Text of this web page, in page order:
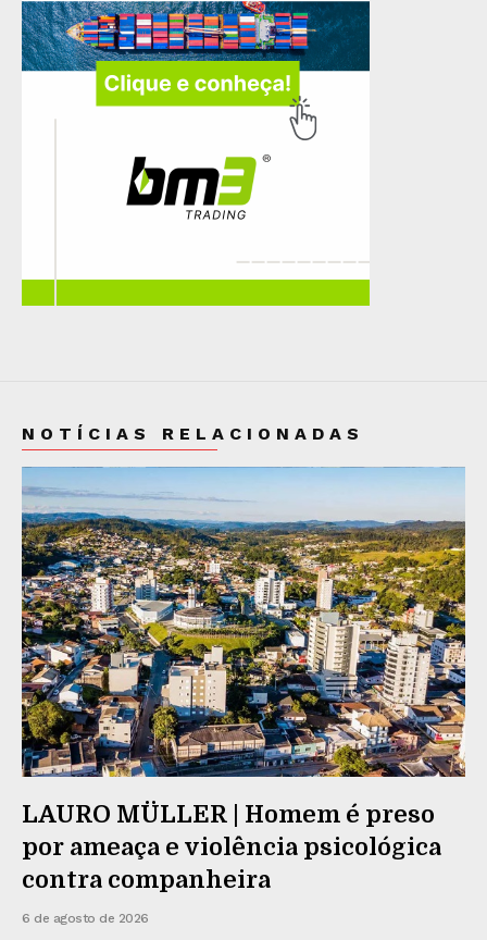
NOTÍCIAS RELACIONADAS
LAURO MÜLLER | Homem é preso
por ameaça e violência psicológica
contra companheira
6 de agosto de 2026